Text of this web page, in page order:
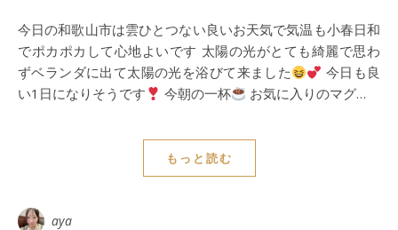
今日の和歌山市は雲ひとつない良いお天気で気温も小春日和
でポカポカして心地よいです 太陽の光がとても綺麗で思わ
ずベランダに出て太陽の光を浴びて来ました
今日も良
い1日になりそうです
今朝の一杯 お気に入りのマグ…
もっと読む
aya